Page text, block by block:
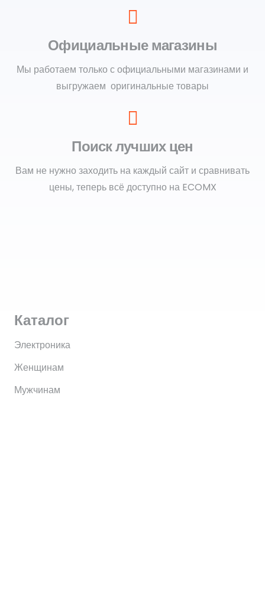
Официальные магазины
Мы работаем только с официальными магазинами и
выгружаем оригинальные товары
Поиск лучших цен
Вам не нужно заходить на каждый сайт и сравнивать
цены, теперь всё доступно на ECOMX
Каталог
Электроника
Женщинам
Мужчинам